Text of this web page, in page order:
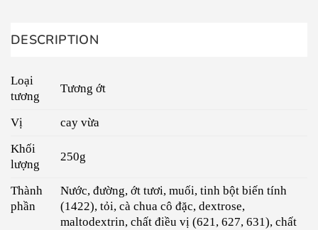
DESCRIPTION
Loại
tương
Tương ớt
Vị
cay vừa
Khối
lượng
250g
Thành
phần
Nước, đường, ớt tươi, muối, tinh bột biến tính
(1422), tỏi, cà chua cô đặc, dextrose,
maltodextrin, chất điều vị (621, 627, 631), chất